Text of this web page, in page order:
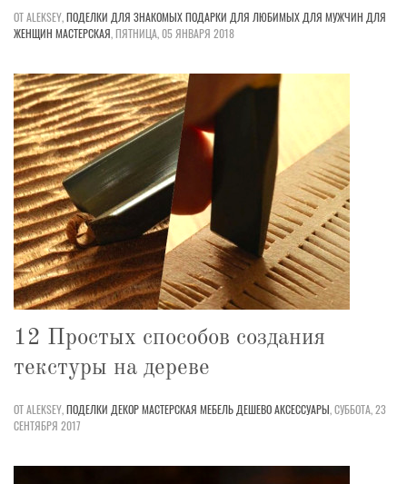
ОТ ALEKSEY,ПОДЕЛКИ ДЛЯ ЗНАКОМЫХПОДАРКИ ДЛЯ ЛЮБИМЫХ ДЛЯ МУЖЧИН ДЛЯ
ЖЕНЩИН МАСТЕРСКАЯ,ПЯТНИЦА, 05 ЯНВАРЯ 2018
12 Простых способов создания
текстуры на дереве
ОТ ALEKSEY,ПОДЕЛКИ ДЕКОРМАСТЕРСКАЯ МЕБЕЛЬ ДЕШЕВОАКСЕССУАРЫ,СУББОТА, 23
СЕНТЯБРЯ 2017